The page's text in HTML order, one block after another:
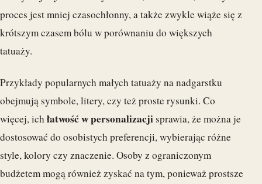
proces jest mniej czasochłonny, a także zwykle wiąże się z
krótszym czasem bólu w porównaniu do większych
tatuaży.
Przykłady popularnych małych tatuaży na nadgarstku
obejmują symbole, litery, czy też proste rysunki. Co
więcej, ichłatwość w personalizacji sprawia, że można je
dostosować do osobistych preferencji, wybierając różne
style, kolory czy znaczenie. Osoby z ograniczonym
budżetem mogą również zyskać na tym, ponieważ prostsze